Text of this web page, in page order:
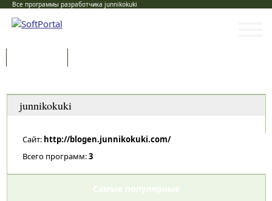
Все программы разработчика junnikokuki
junnikokuki
Сайт: http://blogen.junnikokuki.com/
Всего программ:3
Самые популярные